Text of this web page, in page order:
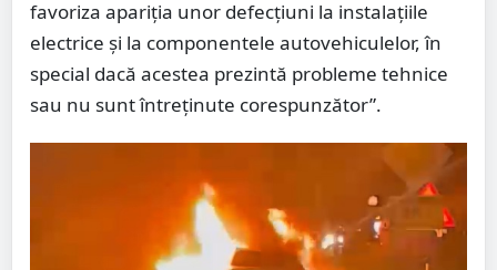
favoriza apariția unor defecțiuni la instalațiile
electrice și la componentele autovehiculelor, în
special dacă acestea prezintă probleme tehnice
sau nu sunt întreținute corespunzător”.